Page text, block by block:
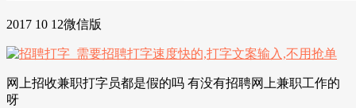
2017 10 12微信版
网上招收兼职打字员都是假的吗 有没有招聘网上兼职工作的
呀